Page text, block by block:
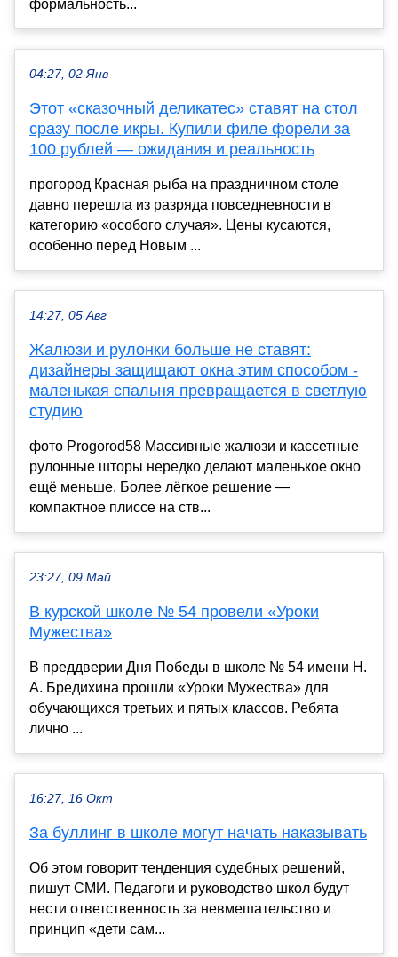
формальность...
04:27, 02 Янв
Этот «сказочный деликатес» ставят на стол
сразу после икры. Купили филе форели за
100 рублей — ожидания и реальность
прогород Красная рыба на праздничном столе
давно перешла из разряда повседневности в
категорию «особого случая». Цены кусаются,
особенно перед Новым ...
14:27, 05 Авг
Жалюзи и рулонки больше не ставят:
дизайнеры защищают окна этим способом -
маленькая спальня превращается в светлую
студию
фото Progorod58 Массивные жалюзи и кассетные
рулонные шторы нередко делают маленькое окно
ещё меньше. Более лёгкое решение —
компактное плиссе на ств...
23:27, 09 Май
В курской школе № 54 провели «Уроки
Мужества»
В преддверии Дня Победы в школе № 54 имени Н.
А. Бредихина прошли «Уроки Мужества» для
обучающихся третьих и пятых классов. Ребята
лично ...
16:27, 16 Окт
За буллинг в школе могут начать наказывать
Об этом говорит тенденция судебных решений,
пишут СМИ. Педагоги и руководство школ будут
нести ответственность за невмешательство и
принцип «дети сам...